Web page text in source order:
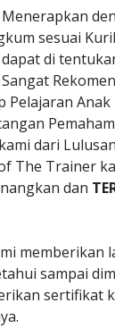
sesuai
dapat di
Pelajaran Anak
dari
The Trainer
dan
memberikan
sampai
sertifikat